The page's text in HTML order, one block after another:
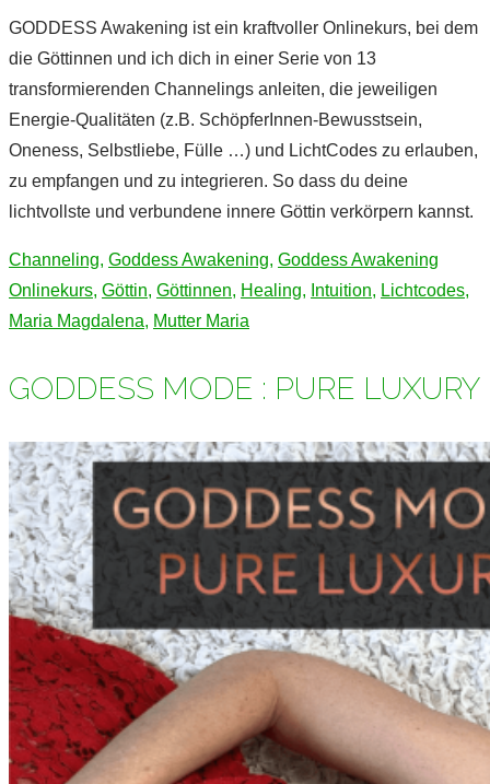
GODDESS Awakening ist ein kraftvoller Onlinekurs, bei dem
die Göttinnen und ich dich in einer Serie von 13
transformierenden Channelings anleiten, die jeweiligen
Energie-Qualitäten (z.B. SchöpferInnen-Bewusstsein,
Oneness, Selbstliebe, Fülle …) und LichtCodes zu erlauben,
zu empfangen und zu integrieren. So dass du deine
lichtvollste und verbundene innere Göttin verkörpern kannst.
Channeling, Goddess Awakening, Goddess Awakening
Onlinekurs, Göttin, Göttinnen, Healing, Intuition, Lichtcodes,
Maria Magdalena, Mutter Maria
GODDESS MODE : PURE LUXURY